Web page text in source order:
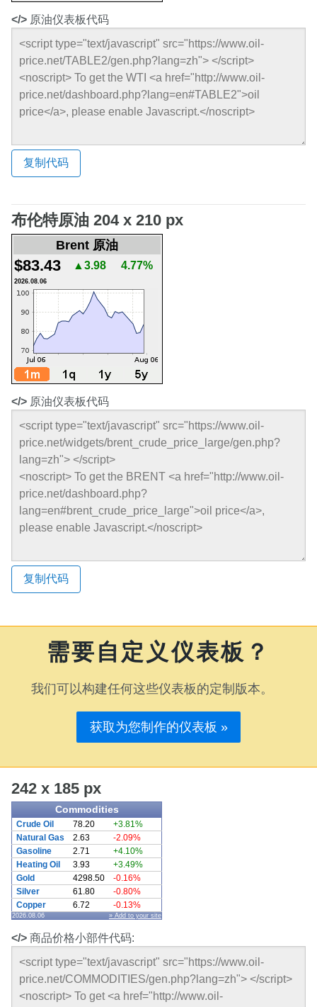
</> 原油仪表板代码
复制代码
布伦特原油 204 x 210 px
Brent 原油
$83.43 ▲3.98 4.77%
2026.08.06
</> 原油仪表板代码
复制代码
需要自定义仪表板？
我们可以构建任何这些仪表板的定制版本。
获取为您制作的仪表板 »
242 x 185 px
Commodities
Crude Oil 78.20
+3.81%
Natural Gas
2.63
-2.09%
Gasoline
2.71
+4.10%
Heating Oil
3.93
+3.49%
Gold
4298.50
-0.16%
Silver
61.80
-0.80%
Copper
6.72 -0.13%
2026.08.06 » Add to your site
</> 商品价格小部件代码: